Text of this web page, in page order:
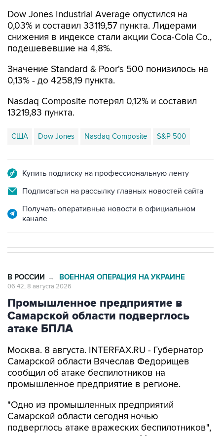
Dow Jones Industrial Average опустился на
0,03% и составил 33119,57 пункта. Лидерами
снижения в индексе стали акции Coca-Cola Co.,
подешевевшие на 4,8%.
Значение Standard & Poor's 500 понизилось на
0,13% - до 4258,19 пункта.
Nasdaq Composite потерял 0,12% и составил
13219,83 пункта.
США Dow Jones Nasdaq Composite S&P 500
Купить подписку на профессиональную ленту
Подписаться на рассылку главных новостей сайта
Получать оперативные новости в официальном
канале
В РОССИИ → ВОЕННАЯ ОПЕРАЦИЯ НА УКРАИНЕ
06:42, 8 августа 2026
Промышленное предприятие в
Самарской области подверглось
атаке БПЛА
Москва. 8 августа. INTERFAX.RU - Губернатор
Самарской области Вячеслав Федорищев
сообщил об атаке беспилотников на
промышленное предприятие в регионе.
"Одно из промышленных предприятий
Самарской области сегодня ночью
подверглось атаке вражеских беспилотников",